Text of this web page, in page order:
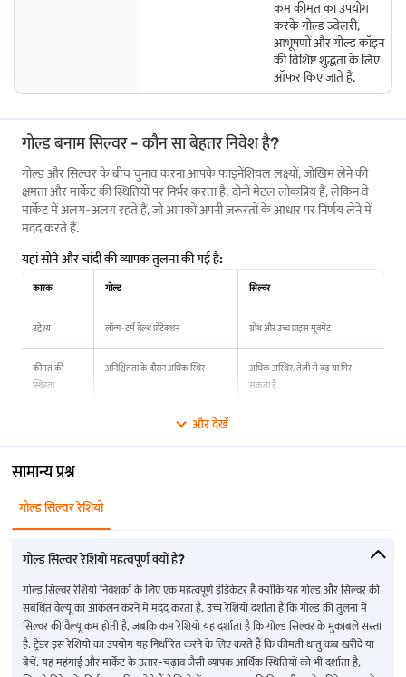
कम कीमत का उपयोग
करके गोल्ड ज्वेलरी,
आभूषणों और गोल्ड कॉइन
की विशिष्ट शुद्धता के लिए
ऑफर किए जाते हैं.
गोल्ड बनाम सिल्वर - कौन सा बेहतर निवेश है?
गोल्ड और सिल्वर के बीच चुनाव करना आपके फाइनेंशियल लक्ष्यों, जोखिम लेने की
क्षमता और मार्केट की स्थितियों पर निर्भर करता है. दोनों मेटल लोकप्रिय हैं, लेकिन वे
मार्केट में अलग-अलग रहते हैं, जो आपको अपनी ज़रूरतों के आधार पर निर्णय लेने में
मदद करते हैं.
यहां सोने और चांदी की व्यापक तुलना की गई है:
कारक गोल्ड सिल्वर
उद्देश्य लॉन्ग-टर्म वेल्थ प्रोटेक्शन ग्रोथ और उच्च प्राइस मूवमेंट
कीमत की
स्थिरता
अनिश्चितता के दौरान अधिक स्थिर
अधिक अस्थिर, तेज़ी से बढ़ या गिर
सकता है
अधिक, अधिक पूंजी की आवश्यकता
आसान शब्दों में मुख्य अंतर
जब आप सुरक्षा और स्थिर मूल्य चाहते हैं, विशेष रूप से अनिश्चित समय के दौरान गोल्ड
को प्राथमिकता दी जाती है. दूसरी ओर, जब आप अधिक रिटर्न के लिए अधिक जोखिम के
लिए तैयार होते हैं, तो सिल्वर का चयन किया जाता है.
और देखें
सामान्य प्रश्न
गोल्ड सिल्वर रेशियो
गोल्ड सिल्वर रेशियो महत्वपूर्ण क्यों है?
गोल्ड सिल्वर रेशियो निवेशकों के लिए एक महत्वपूर्ण इंडिकेटर है क्योंकि यह गोल्ड और सिल्वर की
संबंधित वैल्यू का आकलन करने में मदद करता है. उच्च रेशियो दर्शाता है कि गोल्ड की तुलना में
सिल्वर की वैल्यू कम होती है, जबकि कम रेशियो यह दर्शाता है कि गोल्ड सिल्वर के मुकाबले सस्ता
है. ट्रेडर इस रेशियो का उपयोग यह निर्धारित करने के लिए करते हैं कि कीमती धातु कब खरीदें या
बेचें. यह महंगाई और मार्केट के उतार-चढ़ाव जैसी व्यापक आर्थिक स्थितियों को भी दर्शाता है,